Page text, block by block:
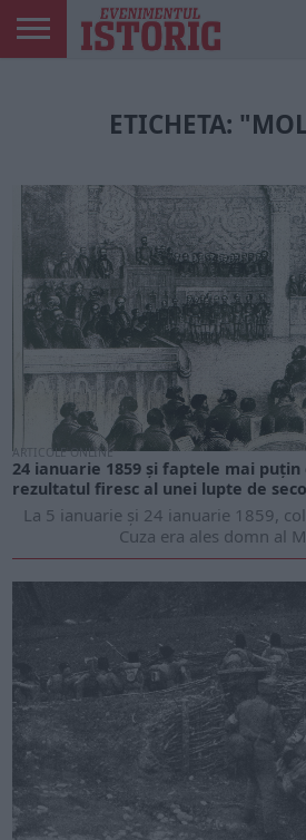
TIPĂRITEETICHETA:
ARTICOLE ONLINE
24 ianuarie 1859 și faptele mai puțin
rezultatul firesc al unei lupte de
La 5 ianuarie și 24 ianuarie 1859,
Cuza era ales domn al